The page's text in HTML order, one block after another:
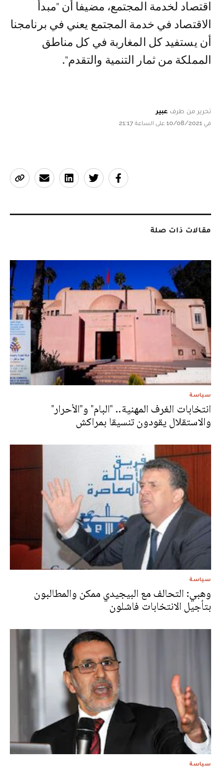
اقتصاد لخدمة المجتمع، مضيفا أن "مبدأ
الاقتصاد في خدمة المجتمع يعني في برنامجنا
أن يستفيد كل المغاربة في كل مناطق
المملكة من ثمار التنمية والتقدم".
تحرير من طرف عبير
في 10/08/2021 على الساعة 21:17
مقالات ذات صلة
سياسة
انتخابات الغرف المهنية.. "البام" و"الأحرار"
والاستقلال يقودون تنسيقا بمراكش
سياسة
وهبي: التحالف مع البيجيدي ممكن والمطالبون
بتأجيل الانتخابات فاشلون
سياسة